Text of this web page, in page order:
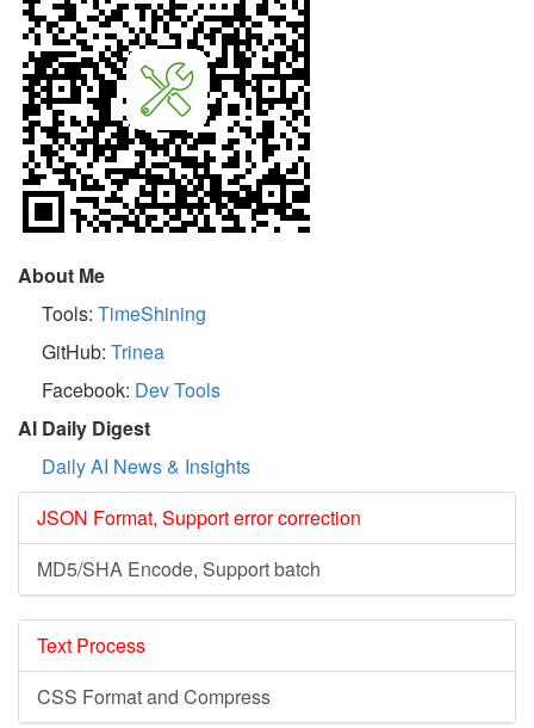
About Me
Tools: TimeShining
GitHub: Trinea
Facebook: Dev Tools
AI Daily Digest
Daily AI News & Insights
JSON Format, Support error correction
MD5/SHA Encode, Support batch
Text Process
CSS Format and Compress